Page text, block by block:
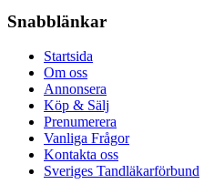
Snabblänkar
Startsida
Om oss
Annonsera
Köp & Sälj
Prenumerera
Vanliga Frågor
Kontakta oss
Sveriges Tandläkarförbund